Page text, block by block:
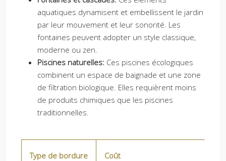
aquatiques dynamisent et embellissent le jardin
par leur mouvement et leur sonorité. Les
fontaines peuvent adopter un style classique,
moderne ou zen.
Piscines naturelles: Ces piscines écologiques
combinent un espace de baignade et une zone
de filtration biologique. Elles requièrent moins
de produits chimiques que les piscines
traditionnelles.
Type de bordure Coût